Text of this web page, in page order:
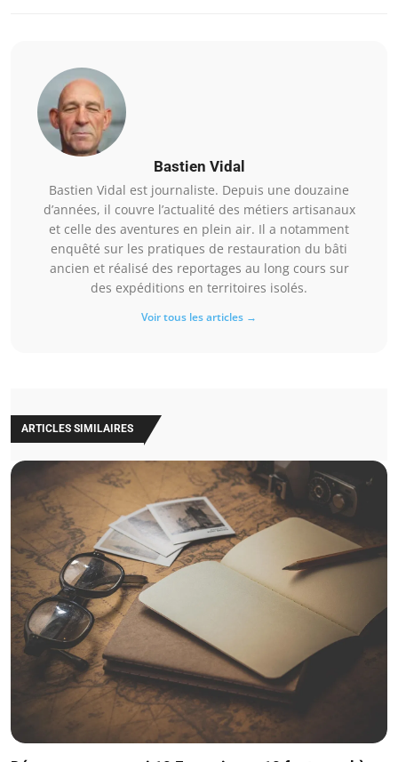
Bastien Vidal
Bastien Vidal est journaliste. Depuis une douzaine
d’années, il couvre l’actualité des métiers artisanaux
et celle des aventures en plein air. Il a notamment
enquêté sur les pratiques de restauration du bâti
ancien et réalisé des reportages au long cours sur
des expéditions en territoires isolés.
Voir tous les articles →
ARTICLES SIMILAIRES